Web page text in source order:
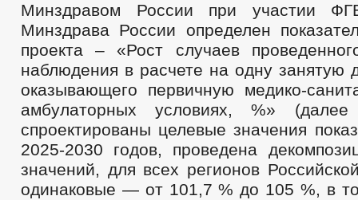
Минздравом России при участии
Минздрава России определен
проекта – «Рост случаев
наблюдения в расчете на одну занятую
оказывающего первичную медико-
амбулаторных условиях, %» (далее
спроектированы целевые значения
2025-2030 годов, проведена
значений, для всех регионов
одинаковые — от 101,7 % до 105 %, в